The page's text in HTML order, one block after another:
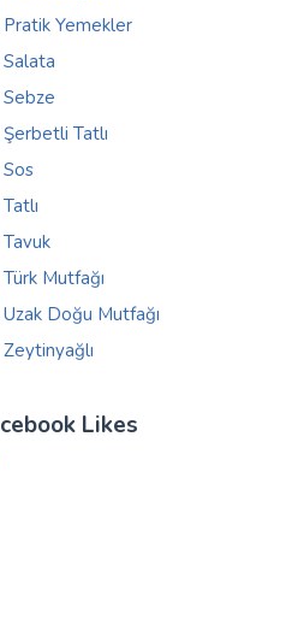
Pratik Yemekler
Salata
Sebze
Şerbetli Tatlı
Sos
Tatlı
Tavuk
Türk Mutfağı
Uzak Doğu Mutfağı
Zeytinyağlı
Likes